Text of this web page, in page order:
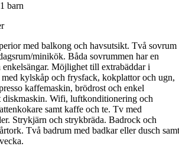
barn
med balkong och havsutsikt. Två sovrum
minikök. Båda sovrummen har en
enkelsängar. Möjlighet till extrabäddar i
kylskåp och frysfack, kokplattor och ugn,
kaffemaskin, brödrost och enkel
diskmaskin. Wifi, luftkonditionering och
samt kaffe och te. Tv med
Strykjärn och strykbräda. Badrock och
Två badrum med badkar eller dusch samt